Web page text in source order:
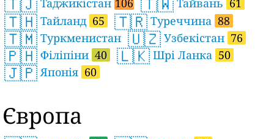
Таджикістан 106 Тайвань 61
🇹🇭 Тайланд 65 🇹🇷 Туреччина 88
🇹🇲 Туркменистан 🇺🇿 Узбекістан 76
🇵🇭 Філіпіни 40 🇱🇰 Шрі Ланка 50
🇯🇵Японія 60
Європа